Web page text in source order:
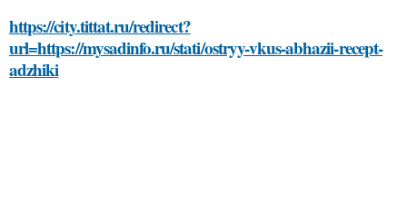
https://city.tittat.ru/redirect?
url=https://mysadinfo.ru/stati/ostryy-vkus-abhazii-recept-
adzhiki